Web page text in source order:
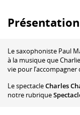
Présentation
Le saxophoniste Paul
à la musique que
vie pour l’accompagner
Le spectacleCharles
notre rubrique